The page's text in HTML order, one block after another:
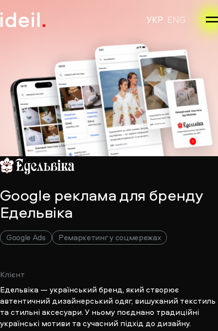
УКР ENG
Google реклама для бренду
Едельвіка
Google Ads Ремаркетинг у соцмережах
Клієнт
Едельвіка — український бренд, який створює
автентичний дизайнерський одяг, вишуканий текстиль
та стильні аксесуари. У ньому поєднано традиційні
українські мотиви та сучасний підхід до дизайну.